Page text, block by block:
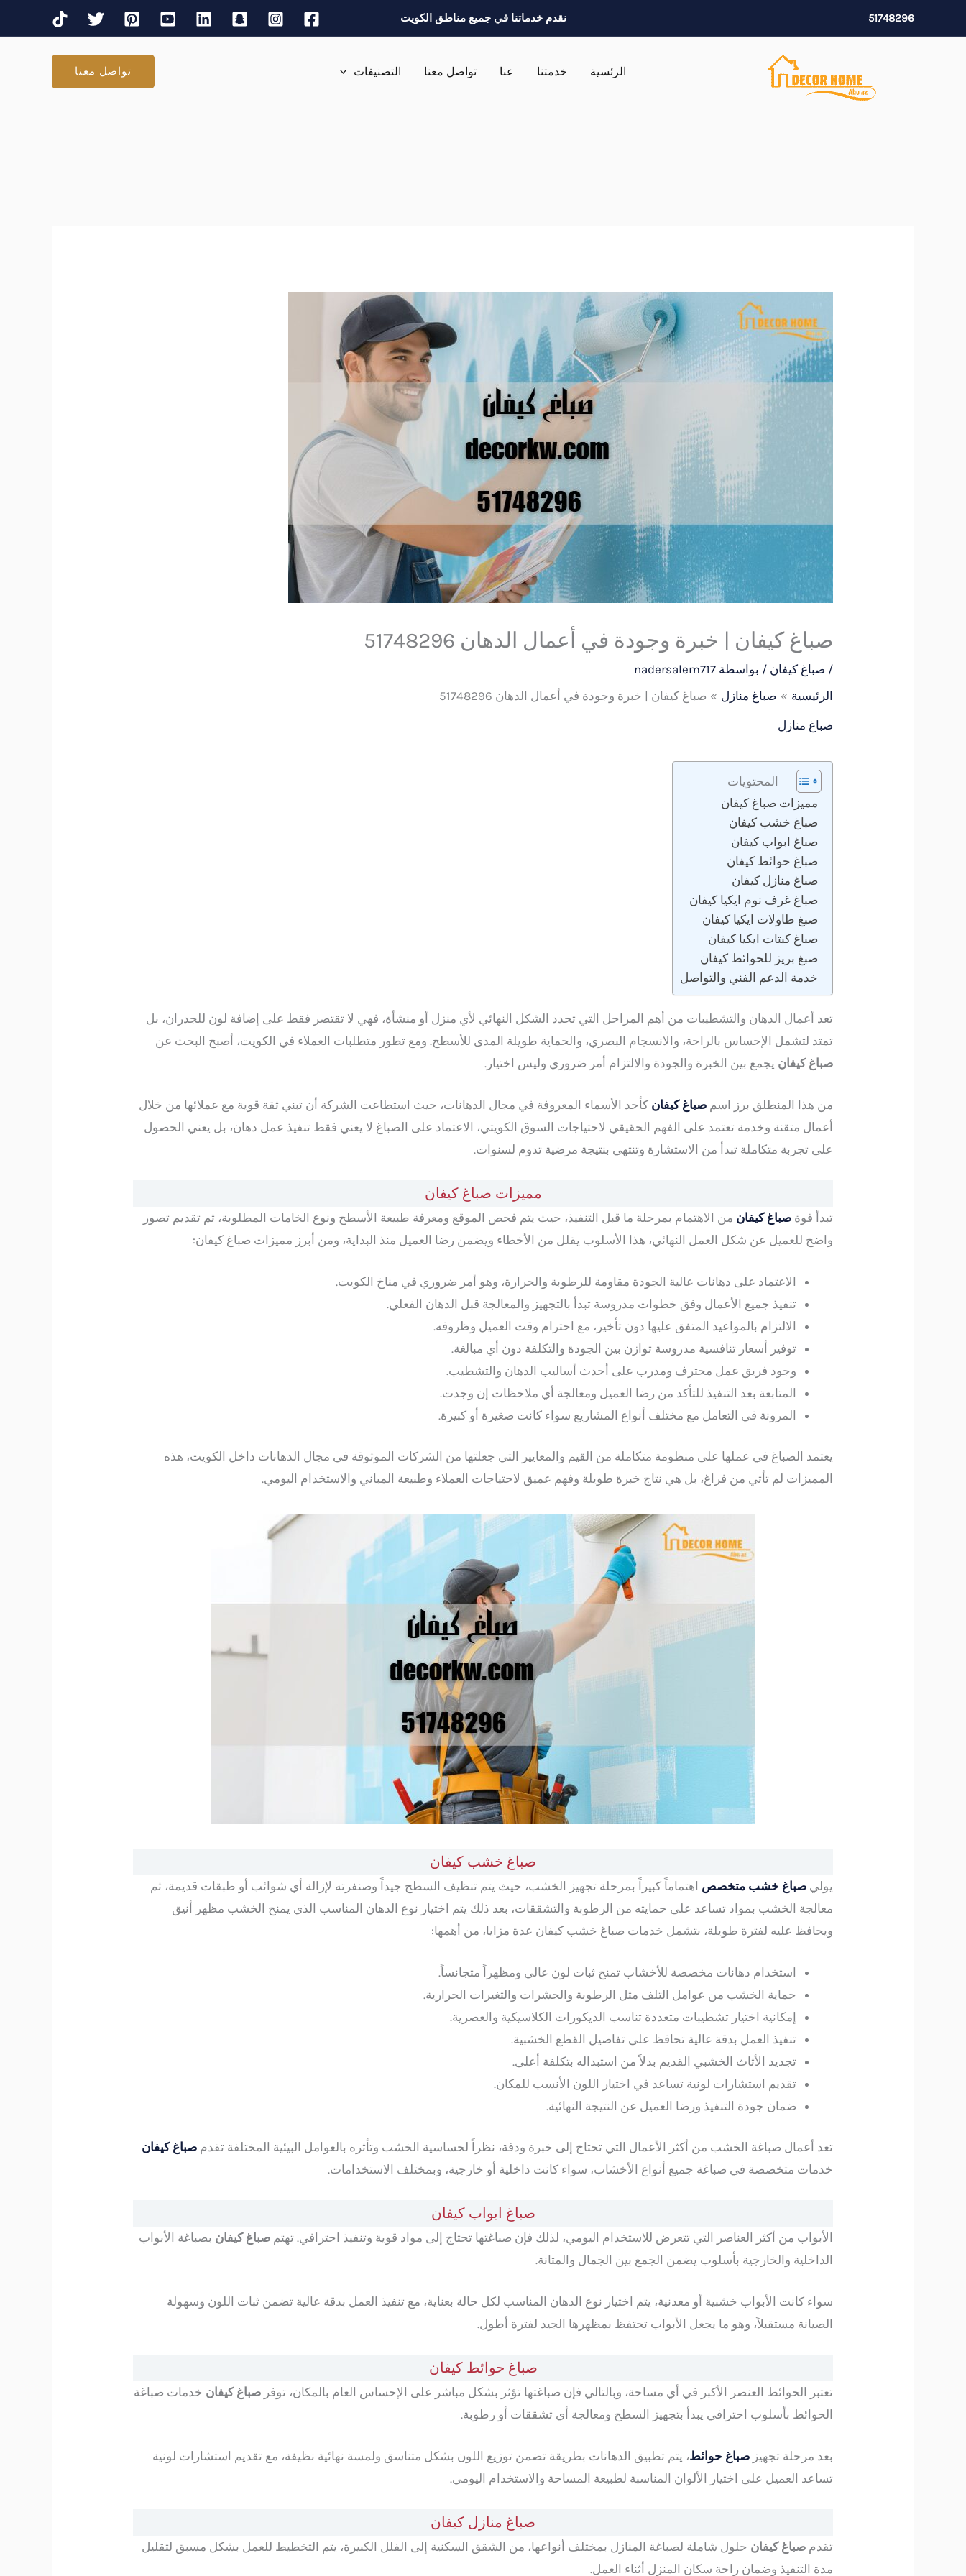
إلى
51748296 نقدم خدماتنا في جميع مناطق الكويت
الرئسية خدمتنا عنا تواصل معنا التصنيفات تواصل معنا
صباغ كيفان | خبرة وجودة في أعمال الدهان 51748296
/صباغ كيفان / بواسطة nadersalem717
الرئيسية
صباغ منازل صباغ كيفان | خبرة وجودة في أعمال الدهان 51748296
صباغ منازل
المحتويات
مميزات صباغ كيفان
صباغ خشب كيفان
صباغ ابواب كيفان
صباغ حوائط كيفان
صباغ منازل كيفان
صباغ غرف نوم ايكيا كيفان
صبغ طاولات ايكيا كيفان
صباغ كبتات ايكيا كيفان
صبغ بريز للحوائط كيفان
خدمة الدعم الفني والتواصل
تعد أعمال الدهان والتشطيبات من أهم المراحل التي تحدد الشكل النهائي لأي منزل أو منشأة، فهي لا تقتصر فقط على إضافة لون للجدران، بل
تمتد لتشمل الإحساس بالراحة، والانسجام البصري، والحماية طويلة المدى للأسطح. ومع تطور متطلبات العملاء في الكويت، أصبح البحث عن
صباغ كيفان يجمع بين الخبرة والجودة والالتزام أمر ضروري وليس اختيار.
من هذا المنطلق برز اسمصباغ كيفان كأحد الأسماء المعروفة في مجال الدهانات، حيث استطاعت الشركة أن تبني ثقة قوية مع عملائها من خلال
أعمال متقنة وخدمة تعتمد على الفهم الحقيقي لاحتياجات السوق الكويتي، الاعتماد على الصباغ لا يعني فقط تنفيذ عمل دهان، بل يعني الحصول
على تجربة متكاملة تبدأ من الاستشارة وتنتهي بنتيجة مرضية تدوم لسنوات.
مميزات صباغ كيفان
تبدأ قوةصباغ كيفان من الاهتمام بمرحلة ما قبل التنفيذ، حيث يتم فحص الموقع ومعرفة طبيعة الأسطح ونوع الخامات المطلوبة، ثم تقديم تصور
واضح للعميل عن شكل العمل النهائي، هذا الأسلوب يقلل من الأخطاء ويضمن رضا العميل منذ البداية، ومن أبرز مميزات صباغ كيفان:
الاعتماد على دهانات عالية الجودة مقاومة للرطوبة والحرارة، وهو أمر ضروري في مناخ الكويت.
تنفيذ جميع الأعمال وفق خطوات مدروسة تبدأ بالتجهيز والمعالجة قبل الدهان الفعلي.
الالتزام بالمواعيد المتفق عليها دون تأخير، مع احترام وقت العميل وظروفه.
توفير أسعار تنافسية مدروسة توازن بين الجودة والتكلفة دون أي مبالغة.
وجود فريق عمل محترف ومدرب على أحدث أساليب الدهان والتشطيب.
المتابعة بعد التنفيذ للتأكد من رضا العميل ومعالجة أي ملاحظات إن وجدت.
المرونة في التعامل مع مختلف أنواع المشاريع سواء كانت صغيرة أو كبيرة.
يعتمد الصباغ في عملها على منظومة متكاملة من القيم والمعايير التي جعلتها من الشركات الموثوقة في مجال الدهانات داخل الكويت، هذه
المميزات لم تأتي من فراغ، بل هي نتاج خبرة طويلة وفهم عميق لاحتياجات العملاء وطبيعة المباني والاستخدام اليومي.
صباغ خشب كيفان
يوليصباغ خشب متخصص اهتماماً كبيراً بمرحلة تجهيز الخشب، حيث يتم تنظيف السطح جيداً وصنفرته لإزالة أي شوائب أو طبقات قديمة، ثم
معالجة الخشب بمواد تساعد على حمايته من الرطوبة والتشققات، بعد ذلك يتم اختيار نوع الدهان المناسب الذي يمنح الخشب مظهر أنيق
ويحافظ عليه لفترة طويلة، ىتشمل خدمات صباغ خشب كيفان عدة مزايا، من أهمها:
استخدام دهانات مخصصة للأخشاب تمنح ثبات لون عالي ومظهراً متجانساً.
حماية الخشب من عوامل التلف مثل الرطوبة والحشرات والتغيرات الحرارية.
إمكانية اختيار تشطيبات متعددة تناسب الديكورات الكلاسيكية والعصرية.
تنفيذ العمل بدقة عالية تحافظ على تفاصيل القطع الخشبية.
تجديد الأثاث الخشبي القديم بدلاً من استبداله بتكلفة أعلى.
تقديم استشارات لونية تساعد في اختيار اللون الأنسب للمكان.
ضمان جودة التنفيذ ورضا العميل عن النتيجة النهائية.
تعد أعمال صباغة الخشب من أكثر الأعمال التي تحتاج إلى خبرة ودقة، نظراً لحساسية الخشب وتأثره بالعوامل البيئية المختلفة تقدمصباغ كيفان
خدمات متخصصة في صباغة جميع أنواع الأخشاب، سواء كانت داخلية أو خارجية، وبمختلف الاستخدامات.
صباغ ابواب كيفان
الأبواب من أكثر العناصر التي تتعرض للاستخدام اليومي، لذلك فإن صباغتها تحتاج إلى مواد قوية وتنفيذ احترافي. تهتمصباغ كيفان بصباغة الأبواب
الداخلية والخارجية بأسلوب يضمن الجمع بين الجمال والمتانة.
سواء كانت الأبواب خشبية أو معدنية، يتم اختيار نوع الدهان المناسب لكل حالة بعناية، مع تنفيذ العمل بدقة عالية تضمن ثبات اللون وسهولة
الصيانة مستقبلاً، وهو ما يجعل الأبواب تحتفظ بمظهرها الجيد لفترة أطول.
صباغ حوائط كيفان
تعتبر الحوائط العنصر الأكبر في أي مساحة، وبالتالي فإن صباغتها تؤثر بشكل مباشر على الإحساس العام بالمكان، توفرصباغ كيفان خدمات صباغة
الحوائط بأسلوب احترافي يبدأ بتجهيز السطح ومعالجة أي تشققات أو رطوبة.
بعد مرحلة تجهيزصباغ حوائط، يتم تطبيق الدهانات بطريقة تضمن توزيع اللون بشكل متناسق ولمسة نهائية نظيفة، مع تقديم استشارات لونية
تساعد العميل على اختيار الألوان المناسبة لطبيعة المساحة والاستخدام اليومي.
صباغ منازل كيفان
تقدمصباغ كيفان حلول شاملة لصباغة المنازل بمختلف أنواعها، من الشقق السكنية إلى الفلل الكبيرة، يتم التخطيط للعمل بشكل مسبق لتقليل
مدة التنفيذ وضمان راحة سكان المنزل أثناء العمل.